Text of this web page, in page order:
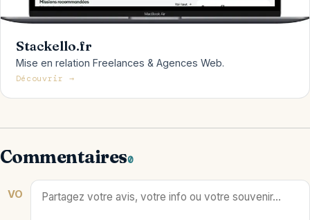
Stackello.fr
Mise en relation Freelances & Agences Web.
Découvrir →
Commentaires0
VO